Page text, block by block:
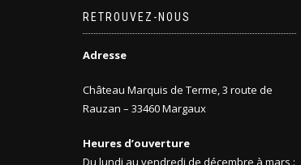
RETROUVEZ-NOUS
Adresse
Château Marquis de Terme, 3 route de
Rauzan – 33460 Margaux
Heures d’ouverture
Du lundi au vendredi de décembre à mars :